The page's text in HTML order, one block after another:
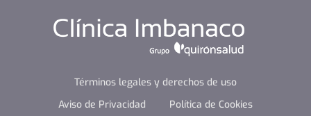
Asociación Colombiana de Neurocirugía.
Docente líder grupo de interés en ciencias quirúrgicas
Interest Group, Pontificia Universidad Javeriana Cali.
Términos legales y derechos de uso
Aviso de Privacidad
Política de Cookies